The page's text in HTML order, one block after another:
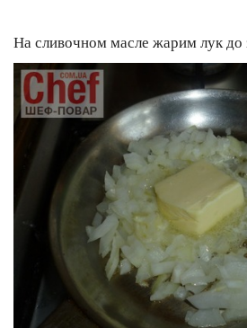
На сливочном масле жарим лук до